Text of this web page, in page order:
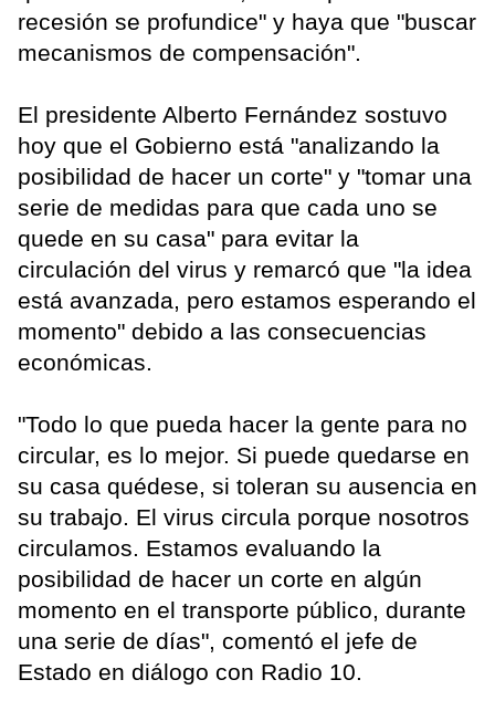
recesión se profundice" y haya que "buscar
mecanismos de compensación".
El presidente Alberto Fernández sostuvo
hoy que el Gobierno está "analizando la
posibilidad de hacer un corte" y "tomar una
serie de medidas para que cada uno se
quede en su casa" para evitar la
circulación del virus y remarcó que "la idea
está avanzada, pero estamos esperando el
momento" debido a las consecuencias
económicas.
"Todo lo que pueda hacer la gente para no
circular, es lo mejor. Si puede quedarse en
su casa quédese, si toleran su ausencia en
su trabajo. El virus circula porque nosotros
circulamos. Estamos evaluando la
posibilidad de hacer un corte en algún
momento en el transporte público, durante
una serie de días", comentó el jefe de
Estado en diálogo con Radio 10.